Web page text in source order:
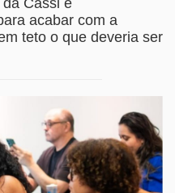
Cassi e
acabar com a
teto o que deveria ser